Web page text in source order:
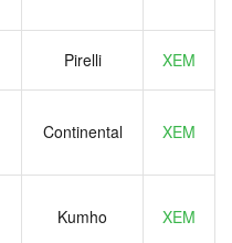
Pirelli XEM
Continental XEM
Kumho XEM